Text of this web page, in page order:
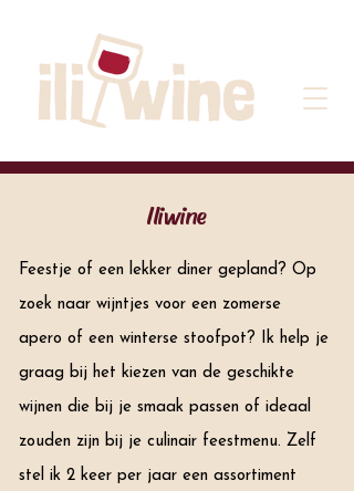
Iliwine
Feestje of een lekker diner gepland? Op
zoek naar wijntjes voor een zomerse
apero of een winterse stoofpot? Ik help je
graag bij het kiezen van de geschikte
wijnen die bij je smaak passen of ideaal
zouden zijn bij je culinair feestmenu. Zelf
stel ik 2 keer per jaar een assortiment